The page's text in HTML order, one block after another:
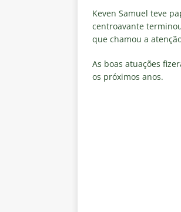
Keven Samuel teve
centroavante
que chamou a
As boas atuações
os próximos anos.